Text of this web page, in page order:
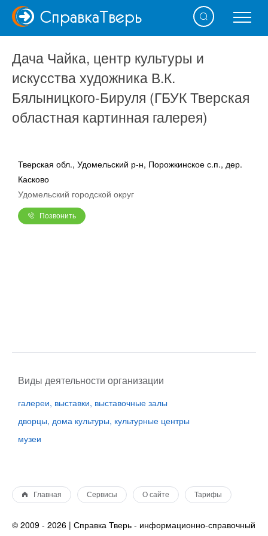
СправкаТверь
Дача Чайка, центр культуры и
искусства художника В.К.
Бялыницкого-Бируля (ГБУК Тверская
областная картинная галерея)
Тверская обл., Удомельский р-н, Порожкинское с.п., дер.
Касково
Удомельский городской округ
Позвонить
Виды деятельности организации
галереи, выставки, выставочные залы
дворцы, дома культуры, культурные центры
музеи
Главная Сервисы О сайте Тарифы
© 2009 - 2026 | Справка Тверь - информационно-справочный